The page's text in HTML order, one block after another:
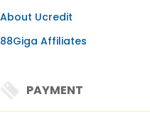
About Ucredit
88Giga Affiliates
PAYMENT